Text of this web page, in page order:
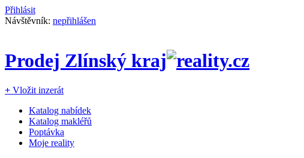
Přihlásit
Návštěvník: nepřihlášen
Prodej Zlínský kraj
+ Vložit inzerát
Katalog nabídek
Katalog makléřů
Poptávka
Moje reality